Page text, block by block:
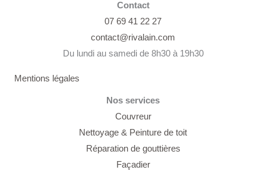
Contact
07 69 41 22 27
contact@rivalain.com
Du lundi au samedi de 8h30 à 19h30
Mentions légales
Nos services
Couvreur
Nettoyage & Peinture de toit
Réparation de gouttières
Façadier